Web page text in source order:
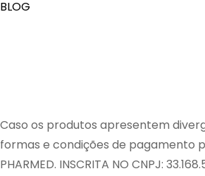
BLOG
Caso os produtos apresentem
formas e condições de pagamento
PHARMED. INSCRITA NO CNPJ: